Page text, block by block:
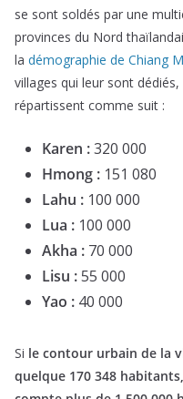
se sont soldés par une
provinces du Nord
la démographie de Chiang
villages qui leur sont
répartissent comme suit :
Karen :320 000
Hmong : 151 080
Lahu : 100 000
Lua : 100 000
Akha : 70 000
Lisu :55 000
Yao : 40 000
Si le contour urbain de la
quelque 170 348